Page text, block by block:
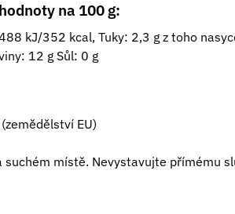
na 100 g:
kJ/352 kcal, Tuky: 2,3 g z toho
12 g Sůl: 0 g
EU)
suchém místě. Nevystavujte přímému